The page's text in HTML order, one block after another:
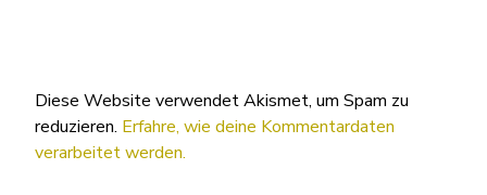
Diese Website verwendet Akismet, um Spam zu
reduzieren. Erfahre, wie deine Kommentardaten
verarbeitet werden.